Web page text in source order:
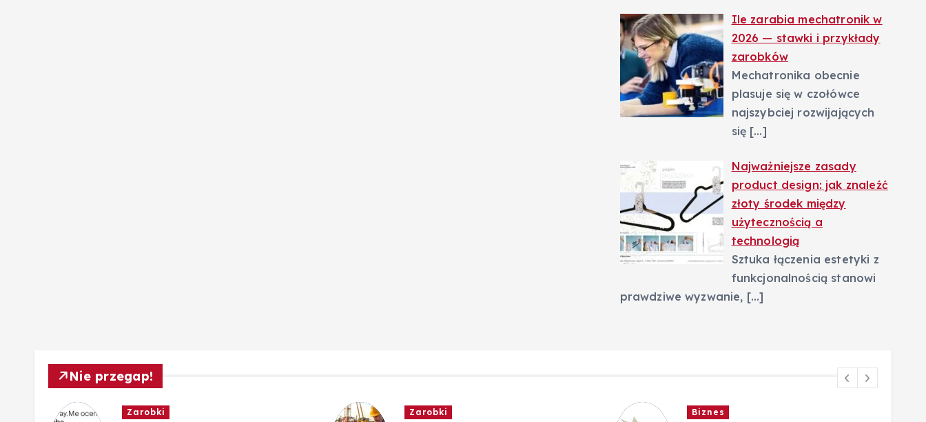
Ile zarabia mechatronik w
2026 — stawki i przykłady
zarobków
Mechatronika obecnie
plasuje się w czołówce
najszybciej rozwijających
się […]
Najważniejsze zasady
product design: jak znaleźć
złoty środek między
użytecznością a
technologią
Sztuka łączenia estetyki z
funkcjonalnością stanowi
prawdziwe wyzwanie, […]
Nie przegap!
Zarobki Zarobki Biznes